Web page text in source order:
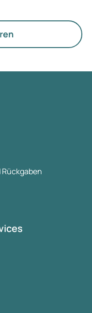
die Funktion der